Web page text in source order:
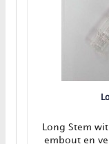
Long Stem
embout en